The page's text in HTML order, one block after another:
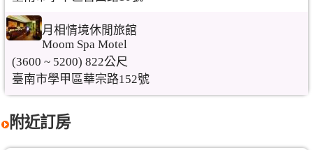
月相情境休閒旅館
Moom Spa Motel
(3600 ~ 5200) 822公尺
臺南市學甲區華宗路152號
附近訂房